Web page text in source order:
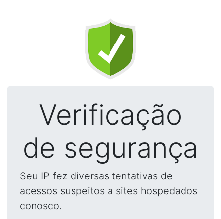
Verificação
de segurança
Seu IP fez diversas tentativas de
acessos suspeitos a sites hospedados
conosco.